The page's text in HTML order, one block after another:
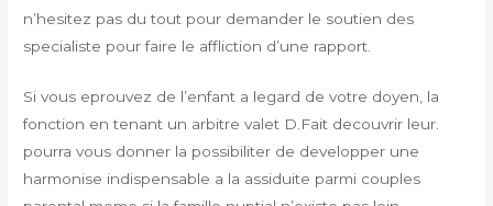
n’hesitez pas du tout pour demander le soutien des
specialiste pour faire le affliction d’une rapport.
Si vous eprouvez de l’enfant a legard de votre doyen, la
fonction en tenant un arbitre valet D.Fait decouvrir leur.
pourra vous donner la possibiliter de developper une
harmonise indispensable a la assiduite parmi couples